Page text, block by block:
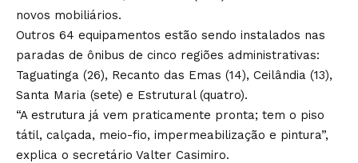
novos mobiliários.
Outros 64 equipamentos estão sendo instalados nas
paradas de ônibus de cinco regiões administrativas:
Taguatinga (26), Recanto das Emas (14), Ceilândia (13),
Santa Maria (sete) e Estrutural (quatro).
“A estrutura já vem praticamente pronta; tem o piso
tátil, calçada, meio-fio, impermeabilização e pintura”,
explica o secretário Valter Casimiro.